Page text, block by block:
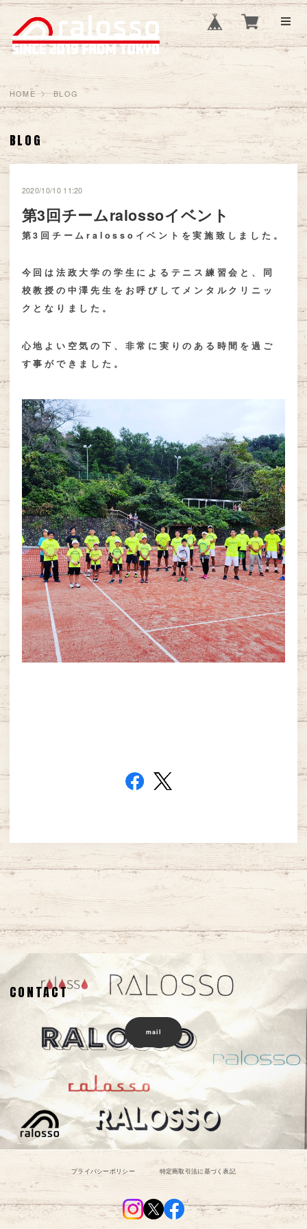
HOME BLOG
BLOG
第3回チームralossoイベント
2020/10/10 11:20
第3回チームralossoイベントを実施致しました。
今回は法政大学の学生によるテニス練習会と、同
校教授の中澤先生をお呼びしてメンタルクリニッ
クとなりました。
心地よい空気の下、非常に実りのある時間を過ご
す事ができました。
CONTACT
mail
プライバシーポリシー 特定商取引法に基づく表記